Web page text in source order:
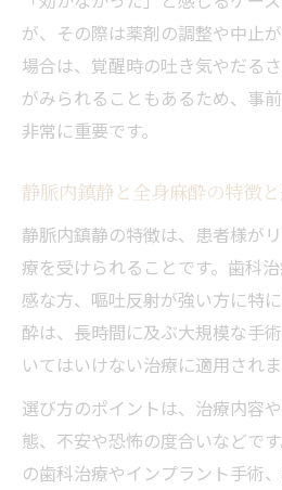
が、その際は薬剤の調整や中止
場合は、覚醒時の吐き気やだる
がみられることもあるため、事
非常に重要です。
静脈内鎮静と全身麻酔の特徴
静脈内鎮静の特徴は、患者様が
療を受けられることです。歯科
感な方、嘔吐反射が強い方に特
酔は、長時間に及ぶ大規模な手
いてはいけない治療に適用されま
選び方のポイントは、治療内容
態、不安や恐怖の度合いなどで
の歯科治療やインプラント手術